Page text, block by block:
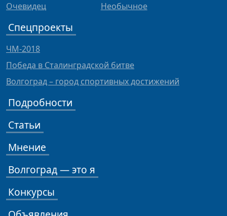
Очевидец
Необычное
Спецпроекты
ЧМ-2018
Победа в Сталинградской битве
Волгоград – город спортивных достижений
Подробности
Статьи
Мнение
Волгоград — это я
Конкурсы